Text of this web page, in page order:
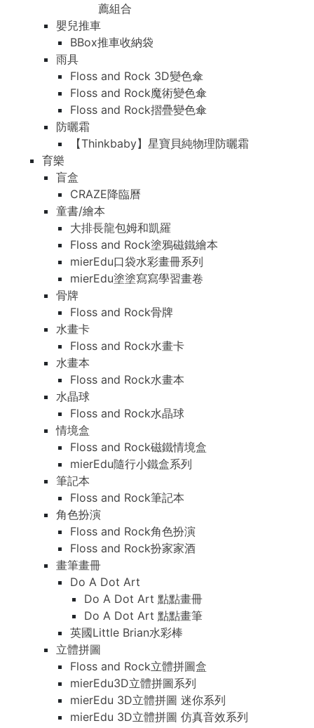
薦組合
嬰兒推車
BBox推車收納袋
雨具
Floss and Rock 3D變色傘
Floss and Rock魔術變色傘
Floss and Rock摺疊變色傘
防曬霜
【Thinkbaby】星寶貝純物理防曬霜
育樂
盲盒
CRAZE降臨曆
童書/繪本
大排長龍包姆和凱羅
Floss and Rock塗鴉磁鐵繪本
mierEdu口袋水彩畫冊系列
mierEdu塗塗寫寫學習畫卷
骨牌
Floss and Rock骨牌
水畫卡
Floss and Rock水畫卡
水畫本
Floss and Rock水畫本
水晶球
Floss and Rock水晶球
情境盒
Floss and Rock磁鐵情境盒
mierEdu隨行小鐵盒系列
筆記本
Floss and Rock筆記本
角色扮演
Floss and Rock角色扮演
Floss and Rock扮家家酒
畫筆畫冊
Do A Dot Art
Do A Dot Art 點點畫冊
Do A Dot Art 點點畫筆
英國Little Brian水彩棒
立體拼圖
Floss and Rock立體拼圖盒
mierEdu3D立體拼圖系列
mierEdu 3D立體拼圖 迷你系列
mierEdu 3D立體拼圖 仿真音效系列